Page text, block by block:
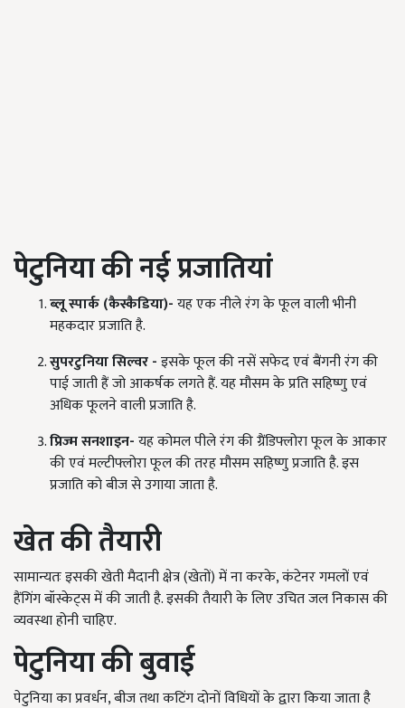
पेटुनिया की नई प्रजातियां
ब्लू स्पार्क (कैस्कैडिया)-यह एक नीले रंग के फूल वाली भीनी
महकदार प्रजाति है.
सुपरटुनिया सिल्वर -इसके फूल की नसें सफेद एवं बैंगनी रंग की
पाई जाती हैं जो आकर्षक लगते हैं. यह मौसम के प्रति सहिष्णु एवं
अधिक फूलने वाली प्रजाति है.
प्रिज्म सनशाइन-यह कोमल पीले रंग की ग्रैंडिफ्लोरा फूल के आकार
की एवं मल्टीफ्लोरा फूल की तरह मौसम सहिष्णु प्रजाति है. इस
प्रजाति को बीज से उगाया जाता है.
खेत की तैयारी
सामान्यतः इसकी खेती मैदानी क्षेत्र (खेतों) में ना करके, कंटेनर गमलों एवं
हैंगिंग बॉस्केट्स में की जाती है. इसकी तैयारी के लिए उचित जल निकास की
व्यवस्था होनी चाहिए.
पेटुनिया की बुवाई
पेटुनिया का प्रवर्धन, बीज तथा कटिंग दोनों विधियों के द्वारा किया जाता है